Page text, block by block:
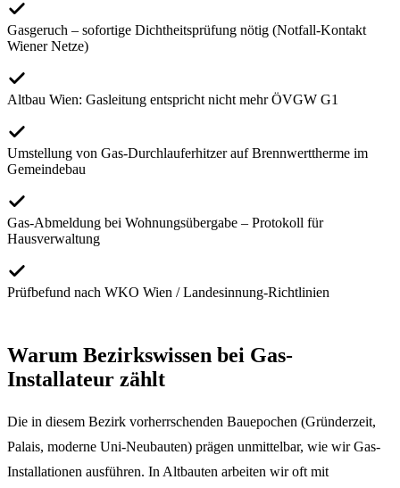
Gasgeruch – sofortige Dichtheitsprüfung nötig (Notfall-Kontakt
Wiener Netze)
Altbau Wien: Gasleitung entspricht nicht mehr ÖVGW G1
Umstellung von Gas-Durchlauferhitzer auf Brennwerttherme im
Gemeindebau
Gas-Abmeldung bei Wohnungsübergabe – Protokoll für
Hausverwaltung
Prüfbefund nach WKO Wien / Landesinnung-Richtlinien
Warum Bezirkswissen bei Gas-
Installateur zählt
Die in diesem Bezirk vorherrschenden Bauepochen (Gründerzeit,
Palais, moderne Uni-Neubauten) prägen unmittelbar, wie wir Gas-
Installationen ausführen. In Altbauten arbeiten wir oft mit